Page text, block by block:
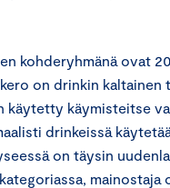
kohderyhmänä ovat
on drinkin kaltainen
käytetty käymisteitse
drinkeissä
on täysin
mainostaja